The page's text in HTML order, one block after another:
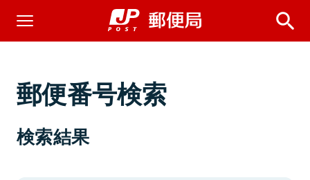
郵便番号検索
検索結果